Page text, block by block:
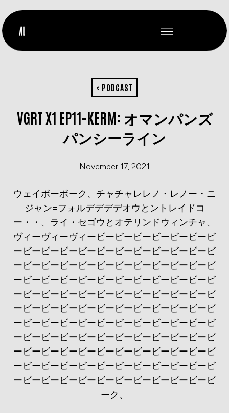
< PODCAST
VGRT X1 EP11-KERM: オマンパンズ
パンシーライン
November 17, 2021
ウェイボーボーク、チャチャレレノ・レノー・ニ
ジャン=フォルデデデデオウとントレイドコ
ー・・、ライ・セゴウとオテリンドウィンチャ、
ヴィーヴィーヴィービービービービービービービ
ービービービービービービービービービービービ
ービービービービービービービービービービービ
ービービービービービービービービービービービ
ービービービービービービービービービービービ
ービービービービービービービービービービービ
ービービービービービービービービービービービ
ービービービービービービービービービービービ
ービービービービービービービービービービービ
ービービービービービービービービービービービ
ービービービービービービービービービービービ
ーク、